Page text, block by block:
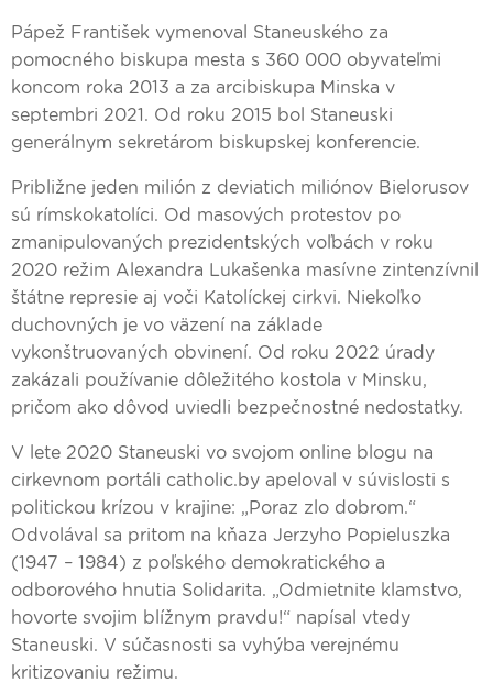
Pápež František vymenoval Staneuského za
pomocného biskupa mesta s 360 000 obyvateľmi
koncom roka 2013 a za arcibiskupa Minska v
septembri 2021. Od roku 2015 bol Staneuski
generálnym sekretárom biskupskej konferencie.
Približne jeden milión z deviatich miliónov Bielorusov
sú rímskokatolíci. Od masových protestov po
zmanipulovaných prezidentských voľbách v roku
2020 režim Alexandra Lukašenka masívne zintenzívnil
štátne represie aj voči Katolíckej cirkvi. Niekoľko
duchovných je vo väzení na základe
vykonštruovaných obvinení. Od roku 2022 úrady
zakázali používanie dôležitého kostola v Minsku,
pričom ako dôvod uviedli bezpečnostné nedostatky.
V lete 2020 Staneuski vo svojom online blogu na
cirkevnom portáli catholic.by apeloval v súvislosti s
politickou krízou v krajine: „Poraz zlo dobrom.“
Odvolával sa pritom na kňaza Jerzyho Popieluszka
(1947 – 1984) z poľského demokratického a
odborového hnutia Solidarita. „Odmietnite klamstvo,
hovorte svojim blížnym pravdu!“ napísal vtedy
Staneuski. V súčasnosti sa vyhýba verejnému
kritizovaniu režimu.